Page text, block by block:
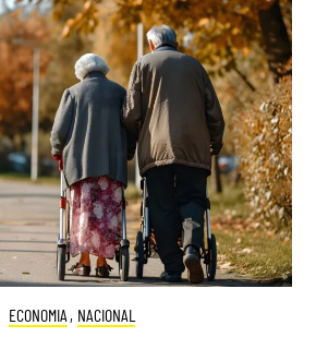
ECONOMIA , NACIONAL